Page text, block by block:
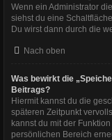
Wenn ein Administrator
siehst du eine
Du wirst dann durch die
Nach oben
Was bewirkt die
Beitrags?
Hiermit kannst du die
späteren Zeitpunkt
kannst du mit der
persönlichen Bereich